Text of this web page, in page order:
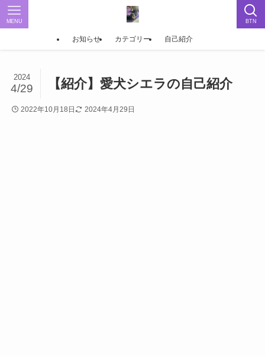
BTN
MENU
お知らせ カテゴリー 自己紹介
【紹介】愛犬シエラの自己紹介
2024
4/29
2022年10月18日 2024年4月29日